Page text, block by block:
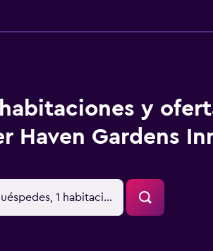
sujeto a disponibilidad La lista
a cambios. Check-In El Checkin
es administrado por un anfitrión
o depósito en efectivo en el
sujetas a disponibilidad al momento
efectivo. Las medidas de seguridad
y
Haven Gardens
1 habitación